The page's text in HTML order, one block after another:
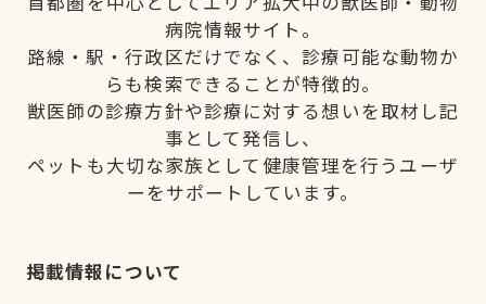
病院情報サイト。
路線・駅・行政区だけでなく、診療可能な動物か
らも検索できることが特徴的。
獣医師の診療方針や診療に対する想いを取材し記
事として発信し、
ペットも大切な家族として健康管理を行うユーザ
ーをサポートしています。
掲載情報について